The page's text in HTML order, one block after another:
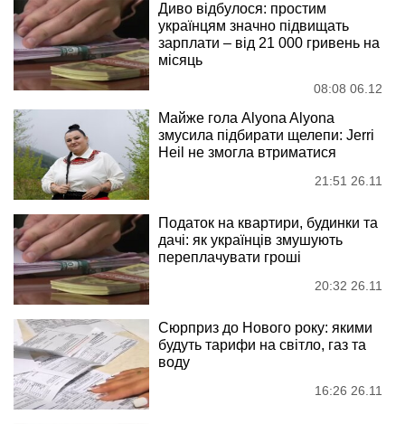
Диво відбулося: простим
українцям значно підвищать
зарплати – від 21 000 гривень на
місяць
08:08 06.12
Майже гола Alyona Alyona
змусила підбирати щелепи: Jerri
Heil не змогла втриматися
21:51 26.11
Податок на квартири, будинки та
дачі: як українців змушують
переплачувати гроші
20:32 26.11
Сюрприз до Нового року: якими
будуть тарифи на світло, газ та
воду
16:26 26.11